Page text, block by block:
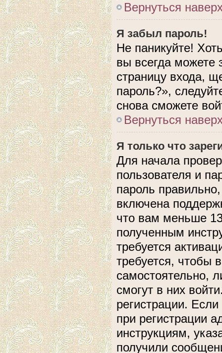
Вернуться
Я забыл пароль!
Не паникуйте!
вы всегда можете
страницу входа,
пароль?»,
снова сможете
Вернуться
Я только что
Для начала
пользователя и
пароль
включена
что вам меньше
полученным
требуется
требуется, чтобы
самостоятельно,
смогут в них
регистрации.
при регистрации
инструкциям,
получили